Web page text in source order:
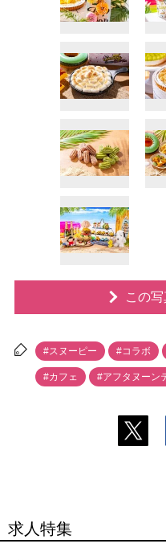
この
#スヌーピー #コラボ
#カフェ #アフタヌーン
求人特集